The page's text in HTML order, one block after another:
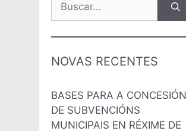
NOVAS RECENTES
BASES PARA A CONCESIÓN
DE SUBVENCIÓNS
MUNICIPAIS EN RÉXIME DE